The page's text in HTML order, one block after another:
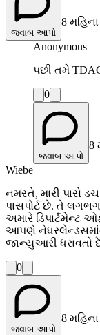
જવાબ આપો
8
Anonymous
પછી તમે
0
જવાબ આપો
8
Wiebe
નમસ્તે, મારી પાસે
પાસપોર્ટ છે. તે
અમારે ડિપાર્ટમેન્ટ
આપણે
જાન્યુઆરી ધરાવતો
0
જવાબ આપો
8